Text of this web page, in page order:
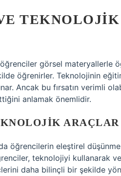
görsel materyallerle
öğrenirler. Teknolojinin
Ancak bu fırsatın verimli
anlamak önemlidir.
ARAÇLAR
öğrencilerin eleştirel
teknolojiyi kullanarak
daha bilinçli bir şekilde